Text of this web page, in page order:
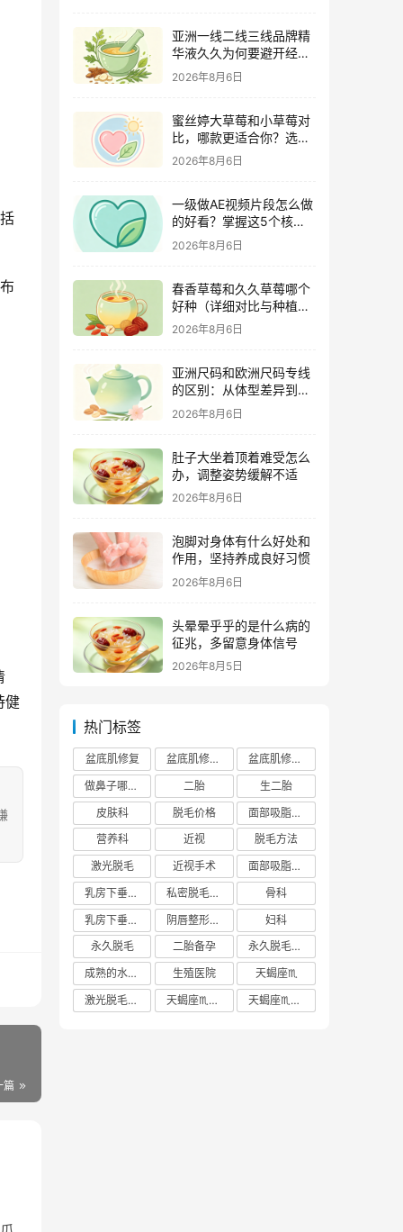
健
篇
亚洲一线二线三线品牌精
华液久久为何要避开经期
（激素变化与皮肤敏感度
关联）
2026年8月6日
蜜丝婷大草莓和小草莓对
比，哪款更适合你？选购
指南全解析
2026年8月6日
一级做AE视频片段怎么做
的好看？掌握这5个核心
技巧
2026年8月6日
春香草莓和久久草莓哪个
好种（详细对比与种植指
南）
2026年8月6日
亚洲尺码和欧洲尺码专线
的区别：从体型差异到购
物避坑指南
2026年8月6日
肚子大坐着顶着难受怎么
办，调整姿势缓解不适
2026年8月6日
泡脚对身体有什么好处和
作用，坚持养成良好习惯
2026年8月6日
头晕晕乎乎的是什么病的
征兆，多留意身体信号
2026年8月5日
热门标签
盆底肌修复 盆底肌修复医院排行榜
盆底肌修复多少钱
做鼻子哪个正规医院比较出名
二胎
生二胎
皮肤科
脱毛价格
面部吸脂费用
营养科
近视
脱毛方法
激光脱毛
近视手术
面部吸脂多少钱
乳房下垂矫正价格
私密脱毛方法
骨科
乳房下垂矫正费用
阴唇整形手术多少钱
妇科
永久脱毛
二胎备孕
永久脱毛方法
成熟的水蜜桃
生殖医院
天蝎座♏️
激光脱毛价格
天蝎座♏️女生 天蝎座♏️男生